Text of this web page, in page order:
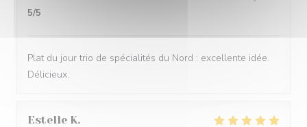
5/5
Plat du jour trio de spécialités du Nord : excellente idée.
Délicieux.
Estelle K